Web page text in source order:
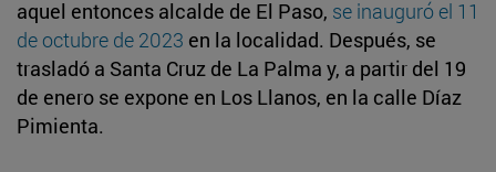
aquel entonces alcalde de El Paso, se inauguró el 11
de octubre de 2023 en la localidad. Después, se
trasladó a Santa Cruz de La Palma y, a partir del 19
de enero se expone en Los Llanos, en la calle Díaz
Pimienta.